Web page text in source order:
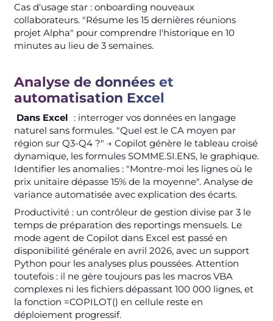
Cas d'usage star : onboarding nouveaux
collaborateurs. "Résume les 15 dernières réunions
projet Alpha" pour comprendre l'historique en 10
minutes au lieu de 3 semaines.
Analyse de données et
automatisation Excel
Dans Excel : interroger vos données en langage
naturel sans formules. "Quel est le CA moyen par
région sur Q3-Q4 ?" → Copilot génère le tableau croisé
dynamique, les formules SOMME.SI.ENS, le graphique.
Identifier les anomalies : "Montre-moi les lignes où le
prix unitaire dépasse 15% de la moyenne". Analyse de
variance automatisée avec explication des écarts.
Productivité : un contrôleur de gestion divise par 3 le
temps de préparation des reportings mensuels. Le
mode agent de Copilot dans Excel est passé en
disponibilité générale en avril 2026, avec un support
Python pour les analyses plus poussées. Attention
toutefois : il ne gère toujours pas les macros VBA
complexes ni les fichiers dépassant 100 000 lignes, et
la fonction =COPILOT() en cellule reste en
déploiement progressif.